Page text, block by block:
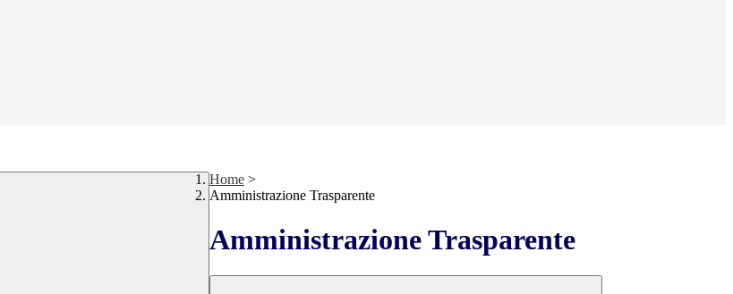
Home >
Amministrazione Trasparente
Amministrazione Trasparente